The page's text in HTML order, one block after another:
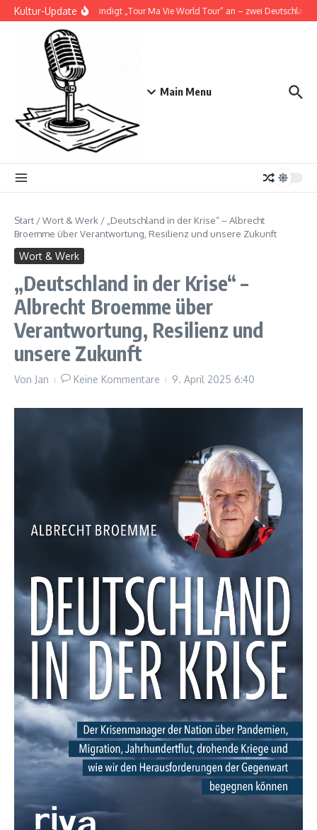
Zum Inhalt springen
Kultur-UpdateDoja Cat kündigt „Tour Ma Vie World Tour“ an – zwei
Main Menu
Start /Wort & Werk / „Deutschland in der Krise“ – Albrecht
Broemme über Verantwortung, Resilienz und unsere Zukunft
Wort & Werk
„Deutschland in der Krise“ –
Albrecht Broemme über
Verantwortung, Resilienz und
unsere Zukunft
Von Jan Keine Kommentare 9. April 2025 6:40